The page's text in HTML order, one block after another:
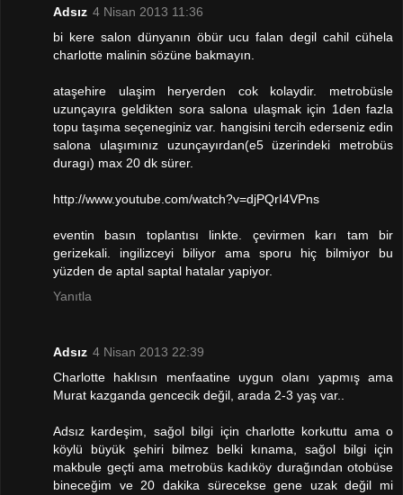
Adsız 4 Nisan 2013 11:36
bi kere salon dünyanın öbür ucu falan degil cahil cühela
charlotte malinin sözüne bakmayın.
ataşehire ulaşim heryerden cok kolaydir. metrobüsle
uzunçayıra geldikten sora salona ulaşmak için 1den fazla
topu taşıma seçeneginiz var. hangisini tercih ederseniz edin
salona ulaşımınız uzunçayırdan(e5 üzerindeki metrobüs
duragı) max 20 dk sürer.
http://www.youtube.com/watch?v=djPQrI4VPns
eventin basın toplantısı linkte. çevirmen karı tam bir
gerizekali. ingilizceyi biliyor ama sporu hiç bilmiyor bu
yüzden de aptal saptal hatalar yapiyor.
Yanıtla
Adsız 4 Nisan 2013 22:39
Charlotte haklısın menfaatine uygun olanı yapmış ama
Murat kazganda gencecik değil, arada 2-3 yaş var..
Adsız kardeşim, sağol bilgi için charlotte korkuttu ama o
köylü büyük şehiri bilmez belki kınama, sağol bilgi için
makbule geçti ama metrobüs kadıköy durağından otobüse
bineceğim ve 20 dakika sürecekse gene uzak değil mi